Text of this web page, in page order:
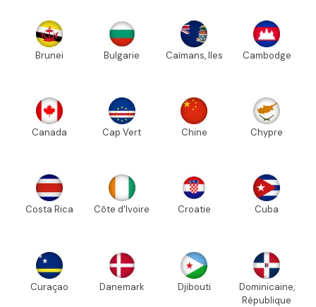
Brunei Bulgarie Caïmans, Iles Cambodge
Canada Cap Vert Chine Chypre
Costa Rica Côte d'Ivoire Croatie Cuba
Curaçao Danemark Djibouti
Dominicaine,
République